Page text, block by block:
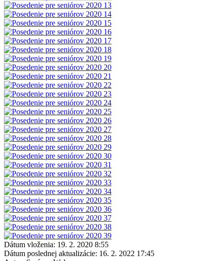
Dátum vloženia: 19. 2. 2020 8:55
Dátum poslednej aktualizácie: 16. 2. 2022 17:45